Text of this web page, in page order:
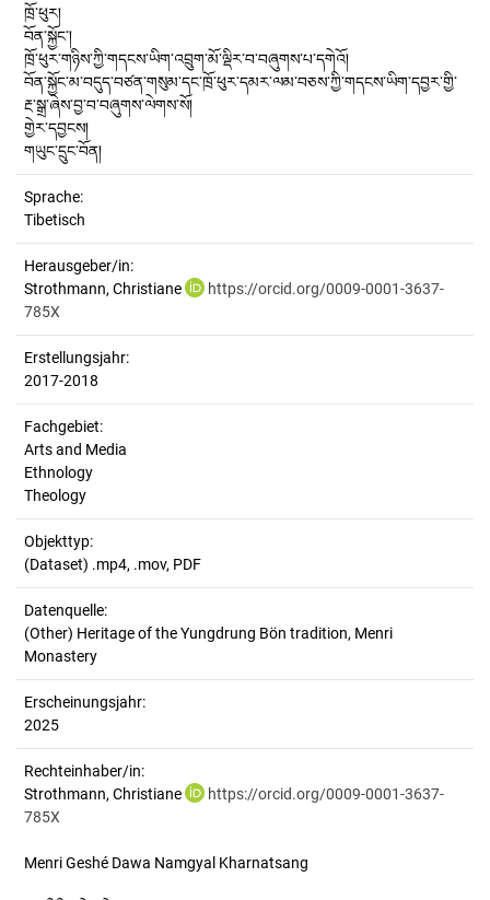
ཁྲོ་ཕུར།
བོན་སྐྱོང་།
ཁྲོ་ཕུར་གཉིས་ཀྱི་གདངས་ཡིག་འབྲུག་མོ་ལྡིར་བ་བཞུགས་པ་དགེའོ།
བོན་སྐྱོང་མ་བདུད་བཙན་གསུམ་དང་ཁྲོ་ཕུར་དམར་ལམ་བཅས་ཀྱི་གདངས་ཡིག་དབྱར་གྱི་
རྔ་སྒྲ་ཞེས་བྱ་བ་བཞུགས་ལེགས་སོ།
གྱེར་དབྱངས།
གཡུང་དྲུང་བོན།
Sprache:
Tibetisch
Herausgeber/in:
Strothmann, Christiane
https://orcid.org/0009-0001-3637-
785X
Erstellungsjahr:
2017-2018
Fachgebiet:
Arts and Media
Ethnology
Theology
Objekttyp:
(Dataset) .mp4, .mov, PDF
Datenquelle:
(Other) Heritage of the Yungdrung Bön tradition, Menri
Monastery
Erscheinungsjahr:
2025
Rechteinhaber/in:
Strothmann, Christiane
https://orcid.org/0009-0001-3637-
785X
Menri Geshé Dawa Namgyal Kharnatsang